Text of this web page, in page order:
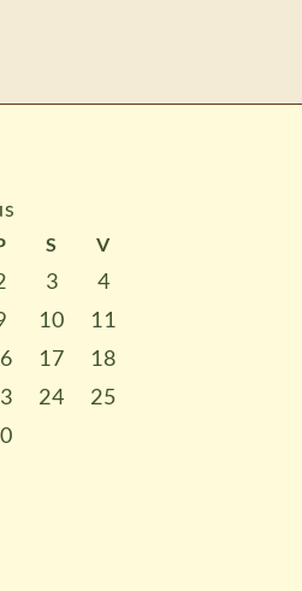
S V
3
4
10
11
17
18
24
25